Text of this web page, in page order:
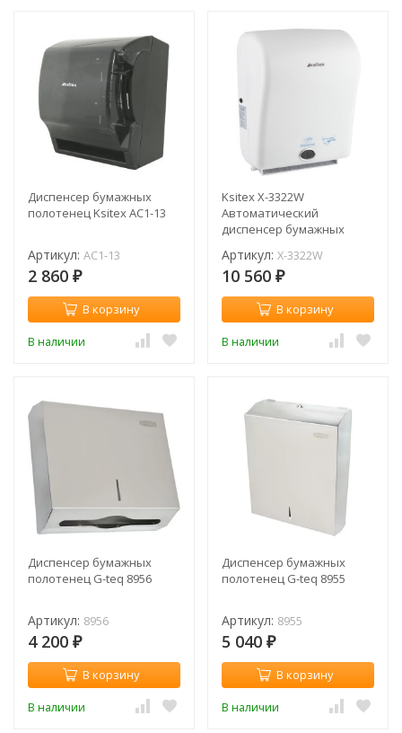
Диспенсер бумажных
полотенец Ksitex AC1-13
Артикул: AC1-13
2 860 ₽
В корзину
В наличии
Ksitex X-3322W
Автоматический
диспенсер бумажных
Артикул: X-3322W
10 560 ₽
В корзину
В наличии
Диспенсер бумажных
полотенец G-teq 8956
Артикул: 8956
4 200 ₽
В корзину
В наличии
Диспенсер бумажных
полотенец G-teq 8955
Артикул: 8955
5 040 ₽
В корзину
В наличии